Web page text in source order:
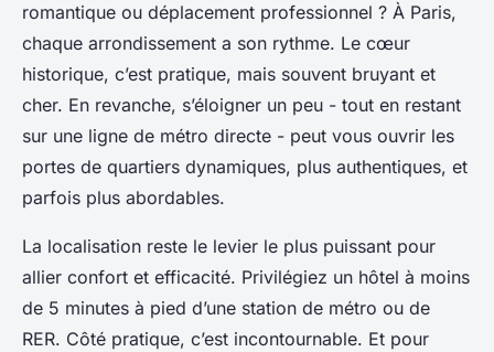
romantique ou déplacement professionnel ? À Paris,
chaque arrondissement a son rythme. Le cœur
historique, c’est pratique, mais souvent bruyant et
cher. En revanche, s’éloigner un peu - tout en restant
sur une ligne de métro directe - peut vous ouvrir les
portes de quartiers dynamiques, plus authentiques, et
parfois plus abordables.
La localisation reste le levier le plus puissant pour
allier confort et efficacité. Privilégiez un hôtel à moins
de 5 minutes à pied d’une station de métro ou de
RER. Côté pratique, c’est incontournable. Et pour